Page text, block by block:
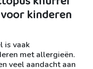
kinderen
is vaak
met allergieën.
veel aandacht aan